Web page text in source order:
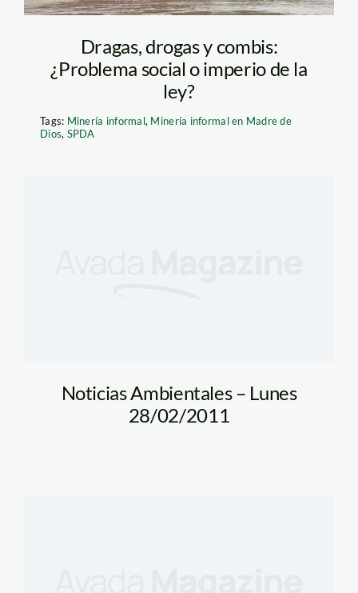
Dragas, drogas y combis:
¿Problema social o imperio de la
ley?
Tags: Minería informal, Minería informal en Madre de
Dios, SPDA
Noticias Ambientales – Lunes
28/02/2011